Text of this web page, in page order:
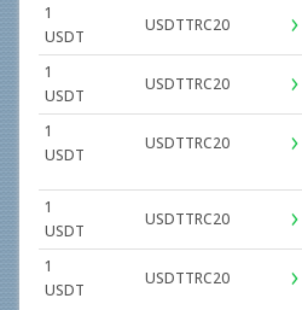
1
USDT
USDTTRC20
1
USDT
USDTTRC20
1
USDT
USDTTRC20
1
USDT
USDTTRC20
1
USDT
USDTTRC20